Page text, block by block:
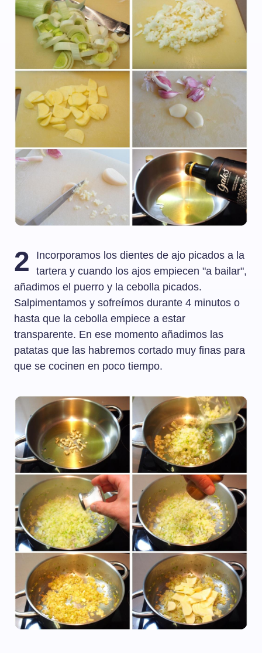
2
Incorporamos los dientes de ajo picados a la
tartera y cuando los ajos empiecen "a bailar",
añadimos el puerro y la cebolla picados.
Salpimentamos y sofreímos durante 4 minutos o
hasta que la cebolla empiece a estar
transparente. En ese momento añadimos las
patatas que las habremos cortado muy finas para
que se cocinen en poco tiempo.